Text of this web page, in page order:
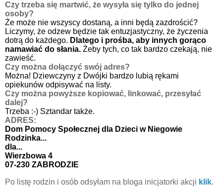
Czy trzeba się martwić, że wysyła się tylko do jednej
osoby?
Że może nie wszyscy dostaną, a inni będą zazdrościć?
Liczymy, że odzew będzie tak entuzjastyczny, że życzenia
dotrą do każdego. Dlatego i prośba, aby innych gorąco
namawiać do słania. Żeby tych, co tak bardzo czekają, nie
zawieść.
Czy można dołączyć swój adres?
Można! Dziewczyny z Dwójki bardzo lubią rękami
opiekunów odpisywać na listy.
Czy można powyższe kopiować, linkować, przesyłać
dalej?
Trzeba :-) Sztandar także.
ADRES:
Dom Pomocy Społecznej dla Dzieci w Niegowie
Rodzinka...
dla...
Wierzbowa 4
07-230 ZABRODZIE
Po listę rodzin i osób odsyłam na bloga inicjatorki akcji klik.